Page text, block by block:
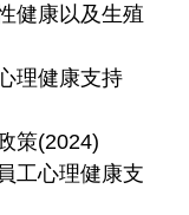
健康以及生殖
理健康支持
策(2024)
工心理健康支